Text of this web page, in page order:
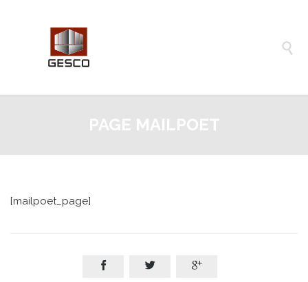

PAGE MAILPOET
[mailpoet_page]
  